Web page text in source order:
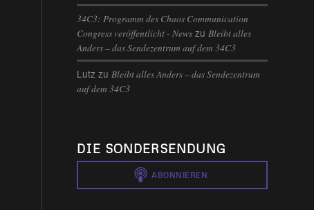
34C3: Programm des Chaos Communication
Congress veröffentlicht - News zuBleibt alles
Anders – das Sendezentrum auf dem 34C3
Lutz zuBleibt alles Anders – das Sendezentrum
auf dem 34C3
DIE SONDERSENDUNG